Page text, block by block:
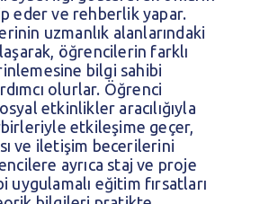
eder ve rehberlik yapar.
uzmanlık alanlarındaki
öğrencilerin farklı
bilgi sahibi
olurlar. Öğrenci
etkinlikler aracılığıyla
etkileşime geçer,
ve iletişim becerilerini
ayrıca staj ve proje
uygulamalı eğitim fırsatları